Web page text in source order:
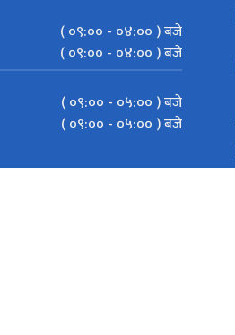
( ०९:०० - ०४:०० ) बजे
( ०९:०० - ०४:०० ) बजे
( ०९:०० - ०५:०० ) बजे
( ०९:०० - ०५:०० ) बजे